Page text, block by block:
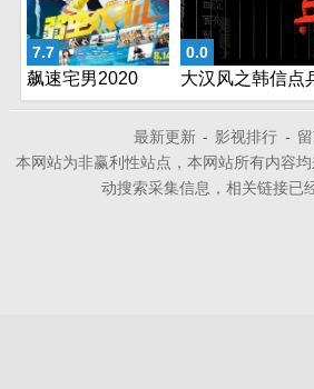
7.7
飙速宅男2020
0.0
大汉风之韩信点
最新更新 - 影视排行 -
本网站为非赢利性站点，本网站所有内容
动搜索采集信息，相关链接已